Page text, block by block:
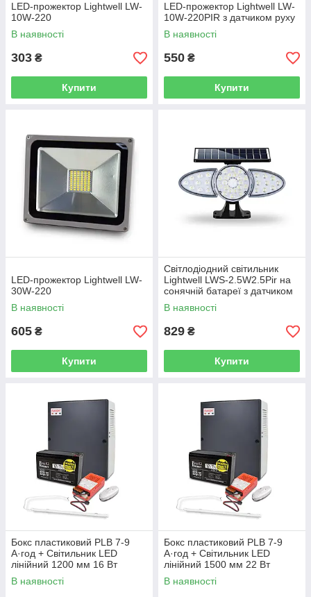
LED-прожектор Lightwell LW-
10W-220
В наявності
303 ₴
Купити
LED-прожектор Lightwell LW-
10W-220PIR з датчиком руху
В наявності
550 ₴
Купити
LED-прожектор Lightwell LW-
30W-220
В наявності
605 ₴
Купити
Світлодіодний світильник
Lightwell LWS-2.5W2.5Pir на
сонячній батареї з датчиком
руху
В наявності
829 ₴
Купити
Бокс пластиковий PLB 7-9
А·год + Світильник LED
лінійний 1200 мм 16 Вт
6500K + БП UPS 35W Smart
ASCH PL + FEP-127 +
В наявності
Бокс пластиковий PLB 7-9
А·год + Світильник LED
лінійний 1500 мм 22 Вт
6500K + БП UPS 35W Smart
ASCH PL + FEP-127 +
В наявності